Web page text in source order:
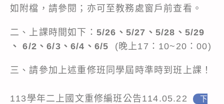
如附檔，請參閱；亦可至教務處窗戶前查看。
二、上課時間如下： 5/26、5/27、5/28、5/29
、 6/2、6/3、6/4、6/5 (晚上17：10~20：00)
三、請參加上述重修班同學屆時準時到班上課！
113學年二上國文重修編班公告114.05.22
下